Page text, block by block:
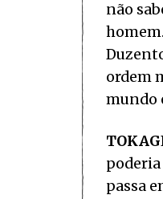
não
ordem
mundo
poderia
passa